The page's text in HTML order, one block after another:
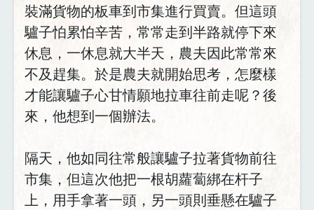
裝滿貨物的板車到市集進行買賣。但這頭
驢子怕累怕辛苦，常常走到半路就停下來
休息，一休息就大半天，農夫因此常常來
不及趕集。於是農夫就開始思考，怎麼樣
才能讓驢子心甘情願地拉車往前走呢？後
來，他想到一個辦法。
隔天，他如同往常般讓驢子拉著貨物前往
市集，但這次他把一根胡蘿蔔綁在杆子
上，用手拿著一頭，另一頭則垂懸在驢子